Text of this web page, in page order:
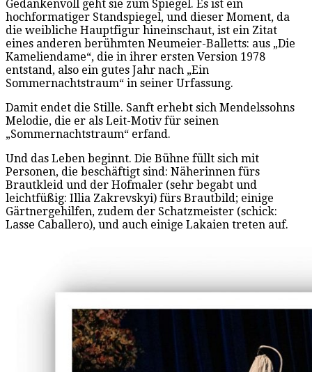
Gedankenvoll geht sie zum Spiegel. Es ist ein
hochformatiger Standspiegel, und dieser Moment, da
die weibliche Hauptfigur hineinschaut, ist ein Zitat
eines anderen berühmten Neumeier-Balletts: aus „Die
Kameliendame“, die in ihrer ersten Version 1978
entstand, also ein gutes Jahr nach „Ein
Sommernachtstraum“ in seiner Urfassung.
Damit endet die Stille. Sanft erhebt sich Mendelssohns
Melodie, die er als Leit-Motiv für seinen
„Sommernachtstraum“ erfand.
Und das Leben beginnt. Die Bühne füllt sich mit
Personen, die beschäftigt sind: Näherinnen fürs
Brautkleid und der Hofmaler (sehr begabt und
leichtfüßig: Illia Zakrevskyi) fürs Brautbild; einige
Gärtnergehilfen, zudem der Schatzmeister (schick:
Lasse Caballero), und auch einige Lakaien treten auf.